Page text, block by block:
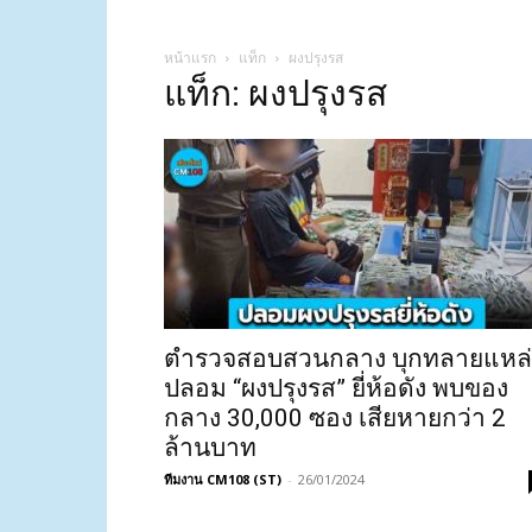
หน้าแรก แท็ก ผงปรุงรส
แท็ก: ผงปรุงรส
ตำรวจสอบสวนกลาง บุกทลายแห
ปลอม “ผงปรุงรส” ยี่ห้อดัง พบของ
กลาง 30,000 ซอง เสียหายกว่า 2
ล้านบาท
ทีมงาน CM108 (ST) - 26/01/2024